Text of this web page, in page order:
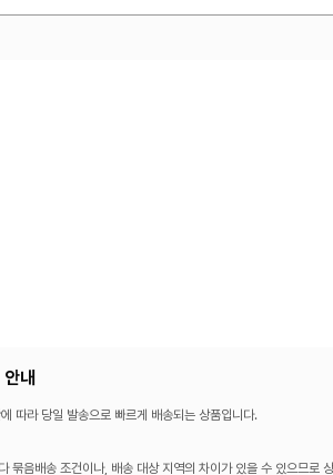
내
따라 당일 발송으로 빠르게 배송되는 상품입니다.
묶음배송 조건이나, 배송 대상 지역의 차이가 있을 수 있으므로